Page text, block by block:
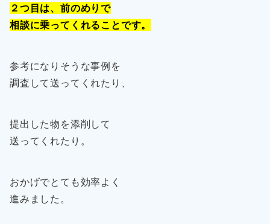
２つ目は、前のめりで
相談に乗ってくれることです。
参考になりそうな事例を
調査して送ってくれたり、
提出した物を添削して
送ってくれたり。
おかげでとても効率よく
進みました。